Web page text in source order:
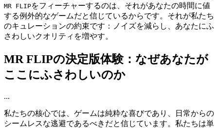
MR FLIPをフィーチャーするのは、それがあなたの時間に値
する例外的なゲームだと信じているからです。それが私たち
のキュレーションの約束です：ノイズを減らし、あなたにふ
さわしいクオリティを増やす。
MR FLIPの決定版体験：なぜあなたが
ここにふさわしいのか
...
私たちの核心では、ゲームは純粋な喜びであり、日常からの
シームレスな逃避であるべきだと信じています。私たちは単